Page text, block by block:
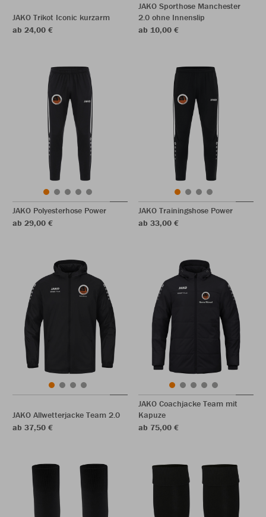
JAKO Trikot Iconic kurzarm
ab 24,00 €
JAKO Sporthose Manchester
2.0 ohne Innenslip
ab 10,00 €
JAKO Polyesterhose Power
ab 29,00 €
JAKO Trainingshose Power
ab 33,00 €
JAKO Allwetterjacke Team 2.0
ab 37,50 €
JAKO Coachjacke Team mit
Kapuze
ab 75,00 €